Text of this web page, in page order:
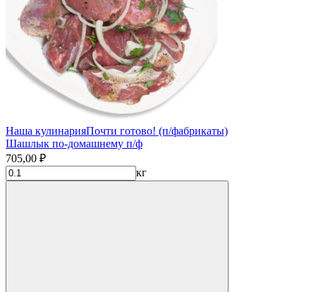
Наша кулинарияПочти готово! (п/фабрикаты)
Шашлык по-домашнему п/ф
705,00 ₽
кг